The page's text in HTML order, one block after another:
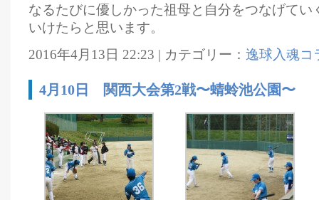
なるたびに優しかった祖母と自分をつなげてい
いけたらと思います。
2016年4月13日 22:23 | カテゴリー： 逸球入魂コ
4月10日 関西大会第2戦〜蜻蛉池公園〜